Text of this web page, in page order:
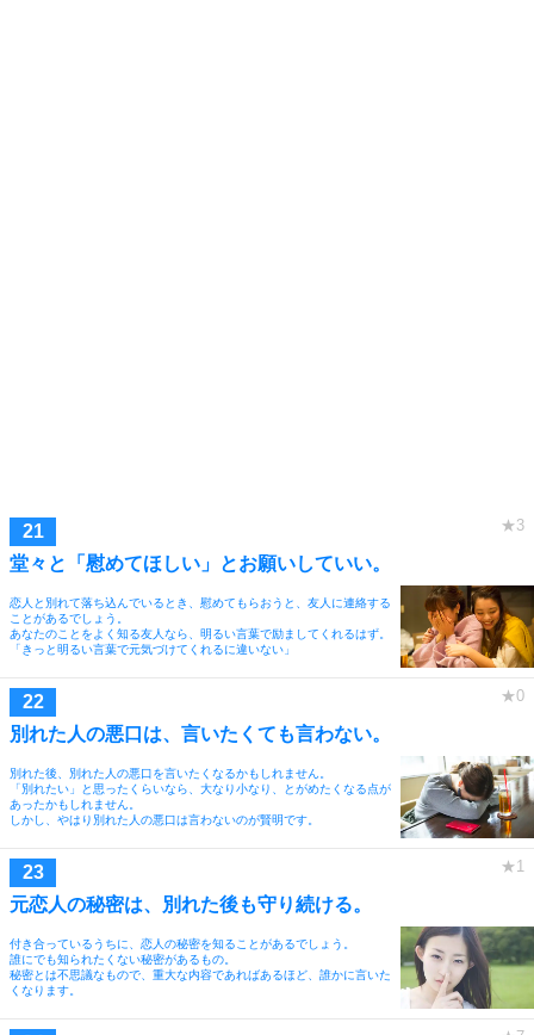
堂々と「慰めてほしい」とお願いしていい。
恋人と別れて落ち込んでいるとき、慰めてもらおうと、友人に連絡する
ことがあるでしょう。
あなたのことをよく知る友人なら、明るい言葉で励ましてくれるはず。
「きっと明るい言葉で元気づけてくれるに違いない」
別れた人の悪口は、言いたくても言わない。
別れた後、別れた人の悪口を言いたくなるかもしれません。
「別れたい」と思ったくらいなら、大なり小なり、とがめたくなる点が
あったかもしれません。
しかし、やはり別れた人の悪口は言わないのが賢明です。
元恋人の秘密は、別れた後も守り続ける。
付き合っているうちに、恋人の秘密を知ることがあるでしょう。
誰にでも知られたくない秘密があるもの。
秘密とは不思議なもので、重大な内容であればあるほど、誰かに言いた
くなります。